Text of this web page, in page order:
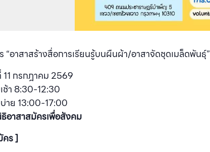
“อาสาสร้างสื่อการเรียนรู้บนผืนผ้า/อาสาจัดชุดเมล็ดพันธุ์”
กรกฎาคม 2569
ช้า 8:30-12:30
าย 13:00-17:00
อาสาสมัครเพื่อสังคม
คร ]